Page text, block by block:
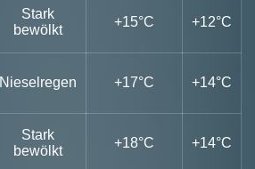
Stark
bewölkt
+15°C +12°C
Nieselregen +17°C +14°C
Stark
bewölkt
+18°C +14°C